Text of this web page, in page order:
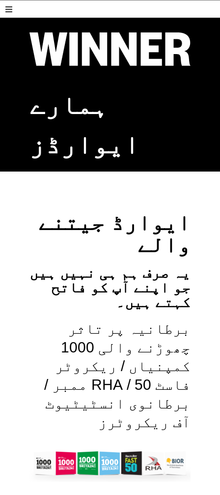
ہمارے
ایوارڈز
ایوارڈ جیتنے
والے
یہ صرف ہم ہی نہیں ہیں
جو اپنے آپ کو فاتح
کہتے ہیں۔
برطانیہ پر تاثر
چھوڑنے والی 1000
کمپنیاں / ریکروٹر
فاسٹ 50 / RHA ممبر /
برطانوی انسٹیٹیوٹ
آف ریکروٹرز